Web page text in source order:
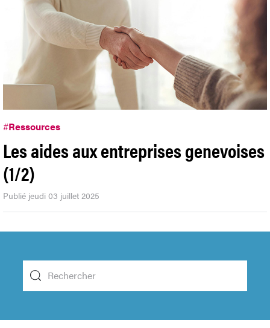
#Ressources
Les aides aux entreprises genevoises
(1/2)
Publié jeudi 03 juillet 2025